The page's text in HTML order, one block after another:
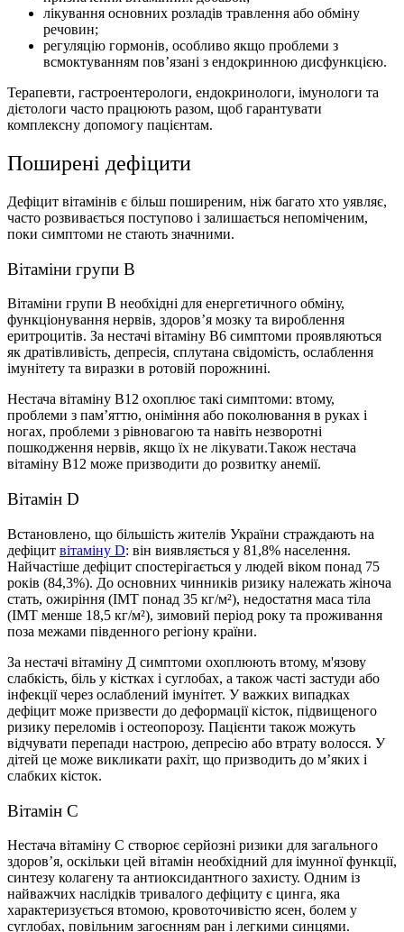
лікування основних розладів травлення або обміну
речовин;
регуляцію гормонів, особливо якщо проблеми з
всмоктуванням пов’язані з ендокринною дисфункцією.
Терапевти, гастроентерологи, ендокринологи, імунологи та
дієтологи часто працюють разом, щоб гарантувати
комплексну допомогу пацієнтам.
Поширенi дефіцити
Дефіцит вітамінів є більш поширеним, ніж багато хто уявляє,
часто розвивається поступово і залишається непоміченим,
поки симптоми не стають значними.
Вiтамiни групи B
Вітаміни групи В необхідні для енергетичного обміну,
функціонування нервів, здоров’я мозку та вироблення
еритроцитів. За нестачі вітаміну B6 симптоми проявляються
як дратівливість, депресія, сплутана свідомість, ослаблення
імунітету та виразки в ротовій порожнині.
Нестача вітаміну B12 охоплює такі симптоми: втому,
проблеми з пам’яттю, оніміння або поколювання в руках і
ногах, проблеми з рівновагою та навіть незворотні
пошкодження нервів, якщо їх не лікувати.Також нестача
вітаміну B12 може призводити до розвитку анемії.
Вітамін D
Встановлено, що більшість жителів України страждають на
дефіцит вітаміну D: він виявляється у 81,8% населення.
Найчастіше дефіцит спостерігається у людей віком понад 75
років (84,3%). До основних чинників ризику належать жіноча
стать, ожиріння (ІМТ понад 35 кг/м²), недостатня маса тіла
(ІМТ менше 18,5 кг/м²), зимовий період року та проживання
поза межами південного регіону країни.
За нестачі вітаміну Д симптоми охоплюють втому, м'язову
слабкість, біль у кістках і суглобах, а також часті застуди або
інфекції через ослаблений імунітет. У важких випадках
дефіцит може призвести до деформації кісток, підвищеного
ризику переломів і остеопорозу. Пацієнти також можуть
відчувати перепади настрою, депресію або втрату волосся. У
дітей це може викликати рахіт, що призводить до м’яких і
слабких кісток.
Вітамін С
Нестача вітаміну C створює серйозні ризики для загального
здоров’я, оскільки цей вітамін необхідний для імунної функції,
синтезу колагену та антиоксидантного захисту. Одним із
найважчих наслідків тривалого дефіциту є цинга, яка
характеризується втомою, кровоточивістю ясен, болем у
суглобах, повільним загоєнням ран і легкими синцями.